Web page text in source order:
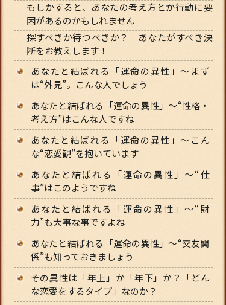
もしかすると、あなたの考え方とか行動に要
因があるのかもしれません
探すべきか待つべきか？ あなたがすべき決
断をお教えします！
あなたと結ばれる「運命の異性」〜まず
は“外見”。こんな人でしょう
あなたと結ばれる「運命の異性」〜“性格・
考え方”はこんな人ですね
あなたと結ばれる「運命の異性」〜こん
な“恋愛観”を抱いています
あなたと結ばれる「運命の異性」〜“仕
事”はこのようですね
あなたと結ばれる「運命の異性」〜“財
力”も大事な事ですよね
あなたと結ばれる「運命の異性」〜“交友関
係”も知っておきましょう
その異性は「年上」か「年下」か？「どん
な恋愛をするタイプ」なのか？